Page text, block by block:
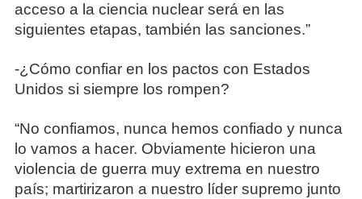
acceso a la ciencia nuclear será en las
siguientes etapas, también las sanciones.”
-¿Cómo confiar en los pactos con Estados
Unidos si siempre los rompen?
“No confiamos, nunca hemos confiado y nunca
lo vamos a hacer. Obviamente hicieron una
violencia de guerra muy extrema en nuestro
país; martirizaron a nuestro líder supremo junto